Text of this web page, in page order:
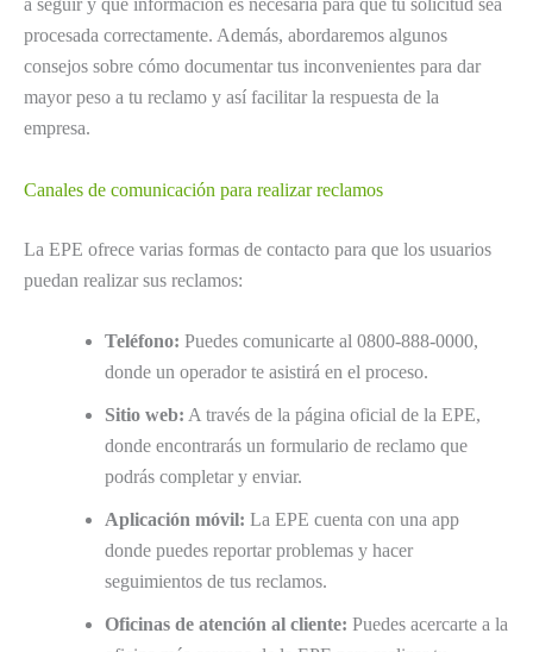
a seguir y qué información es necesaria para que tu solicitud sea
procesada correctamente. Además, abordaremos algunos
consejos sobre cómo documentar tus inconvenientes para dar
mayor peso a tu reclamo y así facilitar la respuesta de la
empresa.
Canales de comunicación para realizar reclamos
La EPE ofrece varias formas de contacto para que los usuarios
puedan realizar sus reclamos:
Teléfono: Puedes comunicarte al 0800-888-0000,
donde un operador te asistirá en el proceso.
Sitio web: A través de la página oficial de la EPE,
donde encontrarás un formulario de reclamo que
podrás completar y enviar.
Aplicación móvil: La EPE cuenta con una app
donde puedes reportar problemas y hacer
seguimientos de tus reclamos.
Oficinas de atención al cliente: Puedes acercarte a la